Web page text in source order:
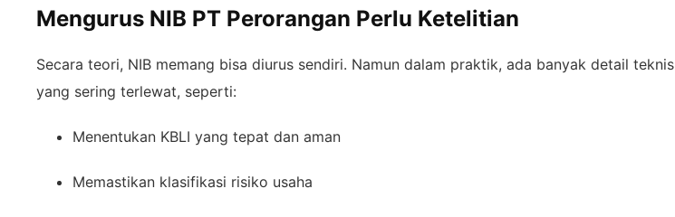
Mengurus NIB PT Perorangan Perlu Ketelitian
Secara teori, NIB memang bisa diurus sendiri. Namun dalam praktik, ada banyak detail teknis
yang sering terlewat, seperti:
Menentukan KBLI yang tepat dan aman
Memastikan klasifikasi risiko usaha